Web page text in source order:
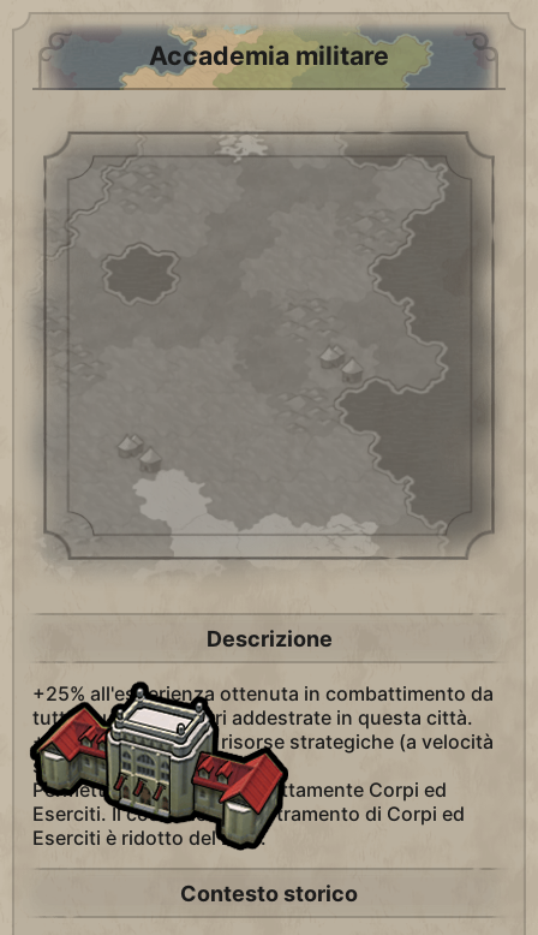
Accademia militare
Descrizione
+25% all'esperienza ottenuta in combattimento da
tutte le unità terrestri addestrate in questa città.
+10 alle scorte delle risorse strategiche (a velocità
standard).
Permette di addestrare direttamente Corpi ed
Eserciti. Il costo dell'addestramento di Corpi ed
Eserciti è ridotto del 25%.
Contesto storico